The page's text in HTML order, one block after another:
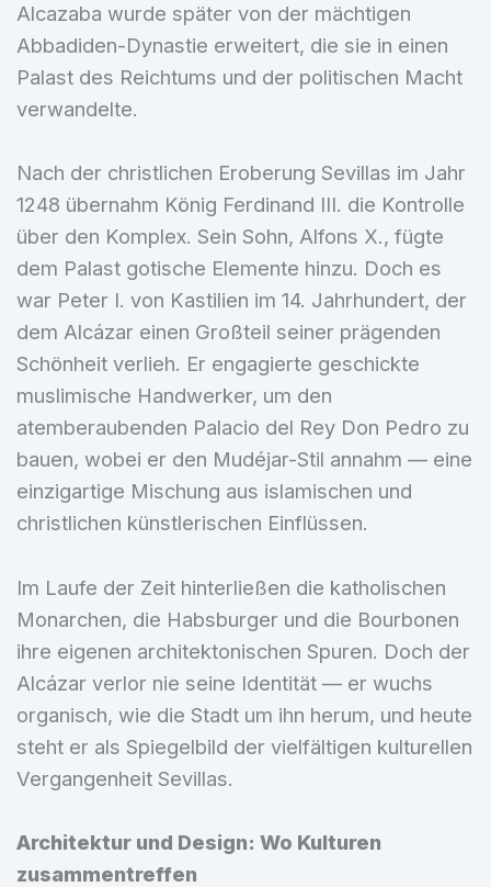
Alcazaba wurde später von der mächtigen
Abbadiden-Dynastie erweitert, die sie in einen
Palast des Reichtums und der politischen Macht
verwandelte.
Nach der christlichen Eroberung Sevillas im Jahr
1248 übernahm König Ferdinand III. die Kontrolle
über den Komplex. Sein Sohn, Alfons X., fügte
dem Palast gotische Elemente hinzu. Doch es
war Peter I. von Kastilien im 14. Jahrhundert, der
dem Alcázar einen Großteil seiner prägenden
Schönheit verlieh. Er engagierte geschickte
muslimische Handwerker, um den
atemberaubenden Palacio del Rey Don Pedro zu
bauen, wobei er den Mudéjar-Stil annahm — eine
einzigartige Mischung aus islamischen und
christlichen künstlerischen Einflüssen.
Im Laufe der Zeit hinterließen die katholischen
Monarchen, die Habsburger und die Bourbonen
ihre eigenen architektonischen Spuren. Doch der
Alcázar verlor nie seine Identität — er wuchs
organisch, wie die Stadt um ihn herum, und heute
steht er als Spiegelbild der vielfältigen kulturellen
Vergangenheit Sevillas.
Architektur und Design: Wo Kulturen
zusammentreffen